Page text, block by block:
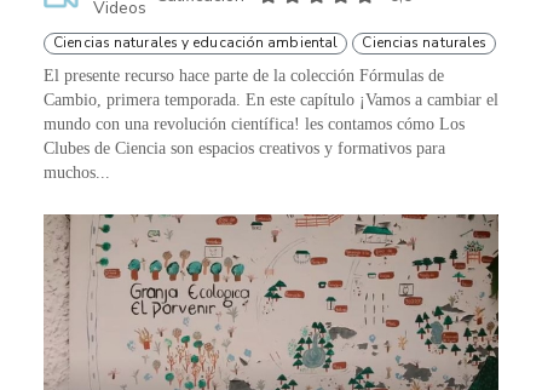
Videos
Ciencias naturales y educación ambiental Ciencias naturales
El presente recurso hace parte de la colección Fórmulas de
Cambio, primera temporada. En este capítulo ¡Vamos a cambiar el
mundo con una revolución científica! les contamos cómo Los
Clubes de Ciencia son espacios creativos y formativos para
muchos...